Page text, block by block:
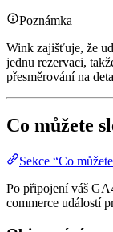
Poznámka
Wink zajišťuje, že
jednu rezervaci,
přesměrování na
Co můžete
Sekce “Co
Po připojení váš
commerce událostí